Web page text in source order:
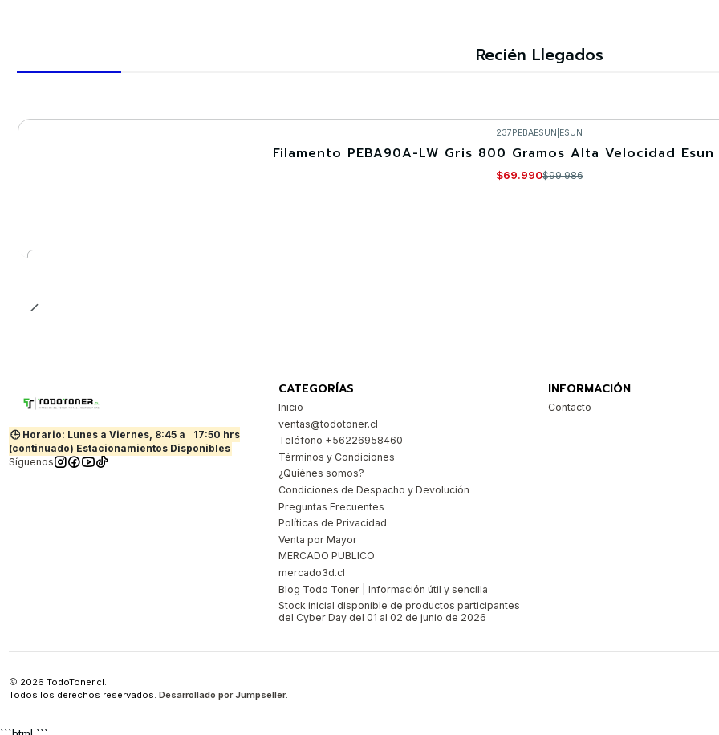
Recién Llegados
237PEBAESUN ESUN
Filamento PEBA90A-LW Gris 800 Gramos Alta Velocidad
$69.990$99.986
🕒 Horario: Lunes a Viernes, 8:45 a
17:50 hrs
(continuado) Estacionamientos Disponibles
Síguenos
CATEGORÍAS
Inicio
ventas@todotoner.cl
Teléfono +56226958460
Términos y Condiciones
¿Quiénes somos?
Condiciones de Despacho y Devolución
Preguntas Frecuentes
Políticas de Privacidad
Venta por Mayor
MERCADO PUBLICO
mercado3d.cl
Blog Todo Toner | Información útil y sencilla
Stock inicial disponible de productos participantes
del Cyber Day del 01 al 02 de junio de 2026
INFORMACIÓN
Contacto
2026 TodoToner.cl.
Todos los derechos reservados. Desarrollado por Jumpseller.